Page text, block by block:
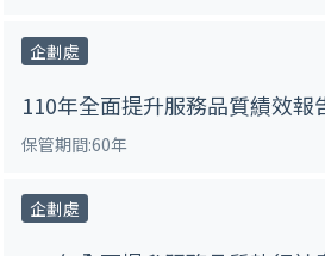
企劃處
110年全面提升服務品質績效報
保管期間:60年
企劃處